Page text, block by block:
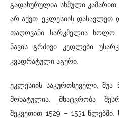
გადახურულია სხმული
არ აქვთ. ეკლესიის დასავლეთ
თაღოვანი სარკმელია ხოლო
ნავის გრძივი კედლები
კვადრატული აგური.
ეკლესიის საკურთხეველი,
მოხატულია. მხატვრობა
შეკვეთით 1529 – 1531